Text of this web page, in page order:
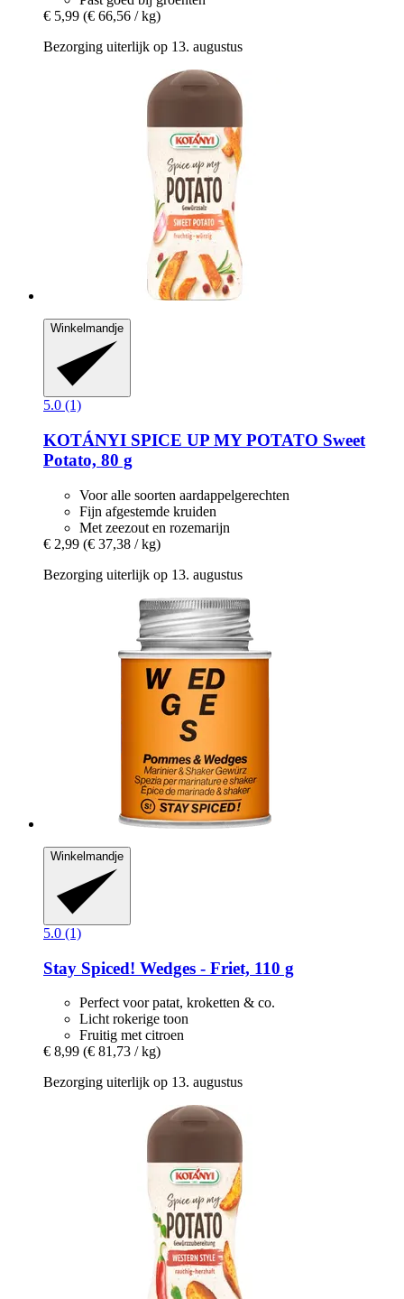
€ 5,99 (€ 66,56 / kg)
Bezorging uiterlijk op 13. augustus
Winkelmandje
5.0 (1)
KOTÁNYI SPICE UP MY POTATO Sweet
Potato, 80 g
Voor alle soorten aardappelgerechten
Fijn afgestemde kruiden
Met zeezout en rozemarijn
€ 2,99 (€ 37,38 / kg)
Bezorging uiterlijk op 13. augustus
Winkelmandje
5.0 (1)
Stay Spiced! Wedges -​ Friet, 110 g
Perfect voor patat, kroketten & co.
Licht rokerige toon
Fruitig met citroen
€ 8,99 (€ 81,73 / kg)
Bezorging uiterlijk op 13. augustus